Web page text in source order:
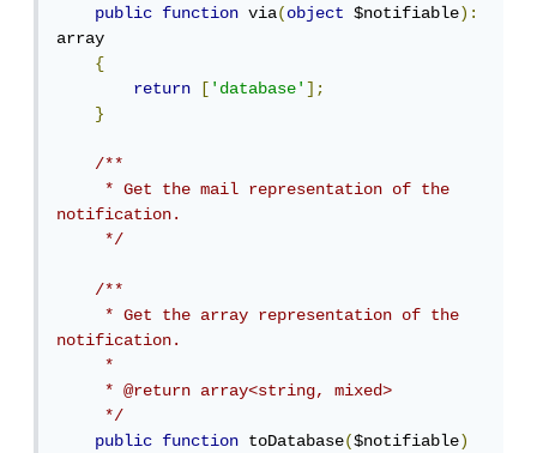
public
function via(object $notifiable):
array
{
return
['database'];
}
/**
     * Get the mail representation of the
notification.
     */
/**
     * Get the array representation of the
notification.
     *
     * @return array<string, mixed>
     */
public
function toDatabase($notifiable)